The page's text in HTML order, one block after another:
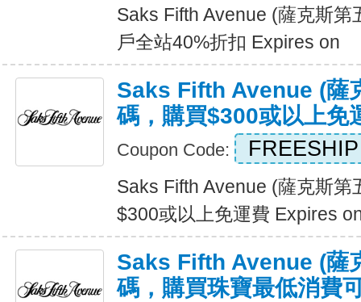
Saks Fifth Avenue (薩克斯第
戶全站40%折扣 Expires on
Saks Fifth Avenue (薩
碼，購買$300或以上免
Coupon Code: FREESHIP
Saks Fifth Avenue (薩克斯第
$300或以上免運費 Expires
Saks Fifth Avenue (薩
碼，購買珠寶最低消費